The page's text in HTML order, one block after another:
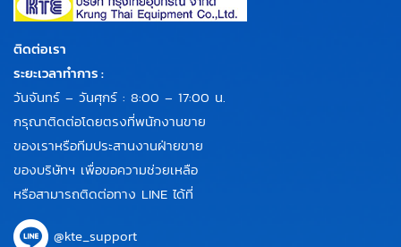
ติดต่อเรา
ระยะเวลาทำการ :
วันจันทร์ – วันศุกร์ : 8:00 – 17:00 น.
กรุณาติดต่อโดยตรงที่พนักงานขาย
ของเราหรือทีมประสานงานฝ่ายขาย
ของบริษัทฯ เพื่อขอความช่วยเหลือ
หรือสามารถติดต่อทาง LINE ได้ที่
@kte_support